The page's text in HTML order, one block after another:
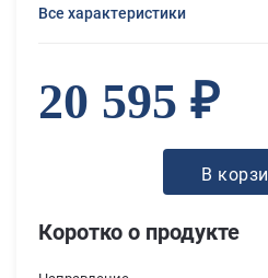
Коротко о продукте
Все характеристики
20 595 ₽
В